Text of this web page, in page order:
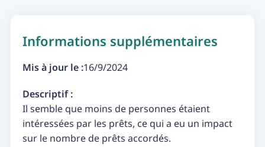
Informations supplémentaires
Mis à jour le :16/9/2024
Descriptif :
Il semble que moins de personnes étaient
intéressées par les prêts, ce qui a eu un impact
sur le nombre de prêts accordés.